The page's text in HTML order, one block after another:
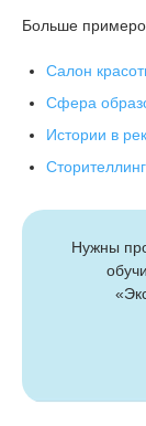
Больше
Салон
Сфера
Истории в
Нужны